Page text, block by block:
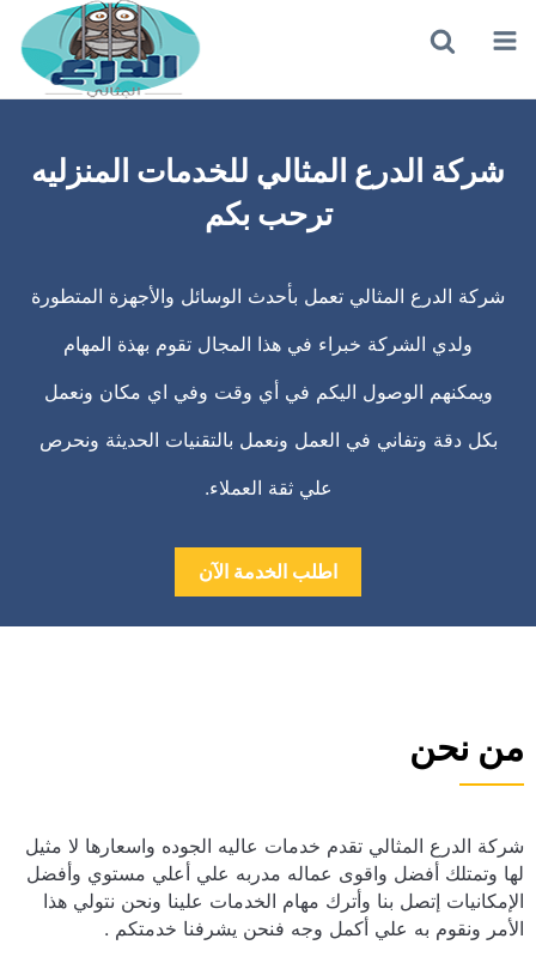
القائمة
شركة الدرع المثالي للخدمات المنزليه
ترحب بكم
شركة الدرع المثالي تعمل بأحدث الوسائل والأجهزة المتطورة
ولدي الشركة خبراء في هذا المجال تقوم بهذة المهام
ويمكنهم الوصول اليكم في أي وقت وفي اي مكان ونعمل
بكل دقة وتفاني في العمل ونعمل بالتقنيات الحديثة ونحرص
علي ثقة العملاء.
اطلب الخدمة الآن
من نحن
شركة الدرع المثالي تقدم خدمات عاليه الجوده واسعارها لا مثيل
لها وتمتلك أفضل واقوى عماله مدربه علي أعلي مستوي وأفضل
الإمكانيات إتصل بنا وأترك مهام الخدمات علينا ونحن نتولي هذا
الأمر ونقوم به علي أكمل وجه فنحن يشرفنا خدمتكم .